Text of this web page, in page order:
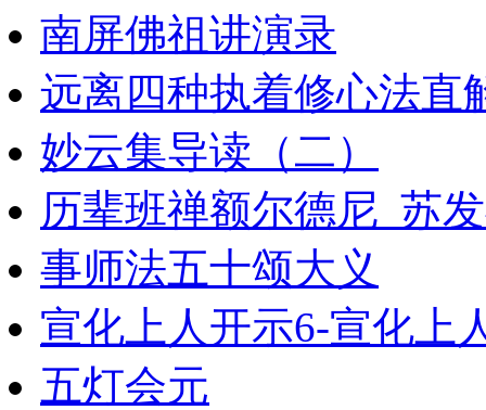
南屏佛祖讲演录
远离四种执着修心法直
妙云集导读（二）
历辈班禅额尔德尼_苏
事师法五十颂大义
宣化上人开示6-宣化上
五灯会元